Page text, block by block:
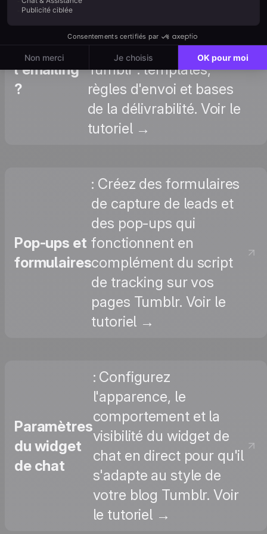
Comment
fonctionne
l'emailing
?
pour les lecteurs
capturés sur votre blog
Tumblr : templates,
règles d'envoi et bases
de la délivrabilité. Voir le
tutoriel →
Pop-ups et
formulaires
: Créez des formulaires
de capture de leads et
des pop-ups qui
fonctionnent en
complément du script
de tracking sur vos
pages Tumblr. Voir le
tutoriel →
Paramètres
du widget
de chat
: Configurez
l'apparence, le
comportement et la
visibilité du widget de
chat en direct pour qu'il
s'adapte au style de
votre blog Tumblr. Voir
le tutoriel →